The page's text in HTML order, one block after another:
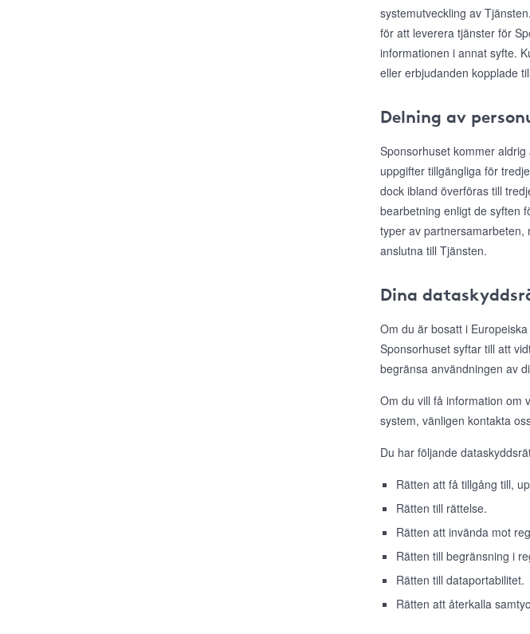
systemutveckling av
för att leverera tjänster för
informationen i annat syfte.
eller erbjudanden kopplade
Delning av
Sponsorhuset kommer
uppgifter tillgängliga för
dock ibland överföras till
bearbetning enligt de syften
typer av partnersamarbeten,
anslutna till Tjänsten.
Dina
Om du är bosatt i
Sponsorhuset syftar till att
begränsa användningen av
Om du vill få information om
system, vänligen kontakta
Du har följande
Rätten att få tillgång till,
Rätten till rättelse.
Rätten att invända mot
Rätten till begränsning i
Rätten till dataportabilitet.
Rätten att återkalla